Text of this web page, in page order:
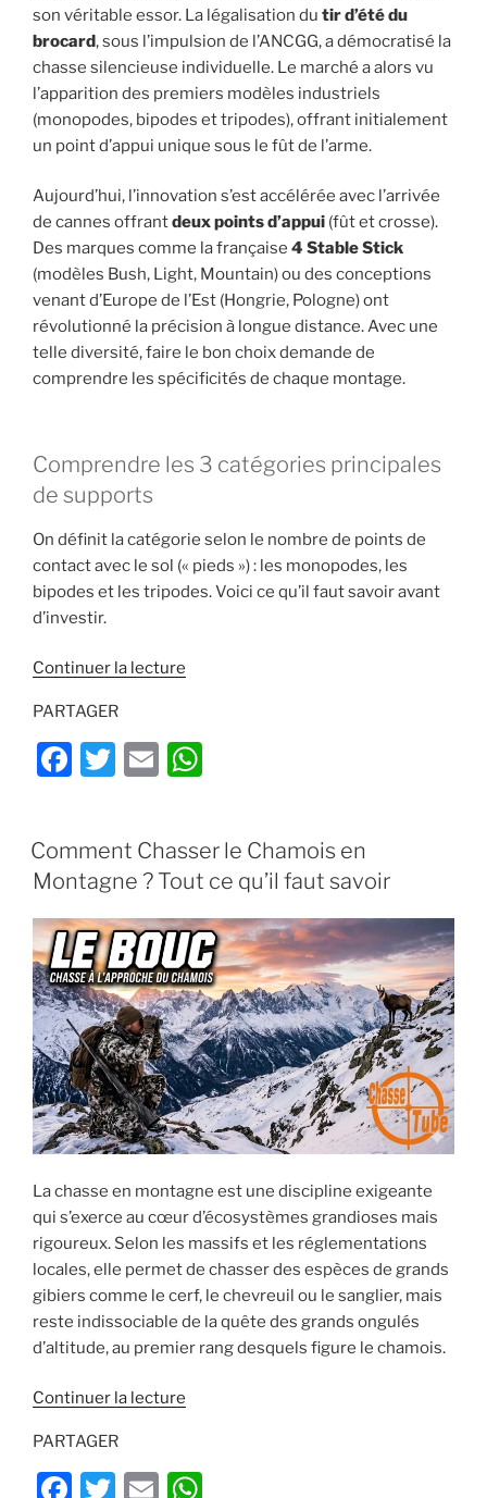
son véritable essor. La légalisation du tir d’été du
brocard, sous l’impulsion de l’ANCGG, a démocratisé la
chasse silencieuse individuelle. Le marché a alors vu
l’apparition des premiers modèles industriels
(monopodes, bipodes et tripodes), offrant initialement
un point d’appui unique sous le fût de l’arme.
Aujourd’hui, l’innovation s’est accélérée avec l’arrivée
de cannes offrantdeux points d’appui (fût et crosse).
Des marques comme la française 4 Stable Stick
(modèles Bush, Light, Mountain) ou des conceptions
venant d’Europe de l’Est (Hongrie, Pologne) ont
révolutionné la précision à longue distance. Avec une
telle diversité, faire le bon choix demande de
comprendre les spécificités de chaque montage.
Comprendre les 3 catégories principales
de supports
On définit la catégorie selon le nombre de points de
contact avec le sol (« pieds ») : les monopodes, les
bipodes et les tripodes. Voici ce qu’il faut savoir avant
d’investir.
Continuer la lecture
une
canne
?
Le
complet
pour
l’approche »
PARTAGER
F
e
b
o
o
k
T
er
E
l
s
A
p
p
PUBLIÉ
LE
Comment Chasser le Chamois en
Montagne ? Tout ce qu’il faut savoir
La chasse en montagne est une discipline exigeante
qui s’exerce au cœur d’écosystèmes grandioses mais
rigoureux. Selon les massifs et les réglementations
locales, elle permet de chasser des espèces de grands
gibiers comme le cerf, le chevreuil ou le sanglier, mais
reste indissociable de la quête des grands ongulés
d’altitude, au premier rang desquels figure le chamois.
Continuer la lecture
le
PARTAGER
F T E